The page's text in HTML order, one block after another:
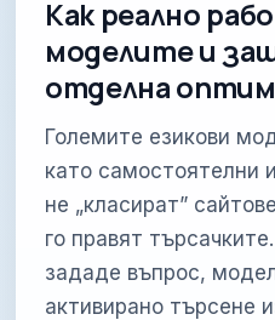
Как реално
моделите и
отделна
Големите езикови
като самостоятелни
не „класират”
го правят
зададе въпрос,
активирано търсене